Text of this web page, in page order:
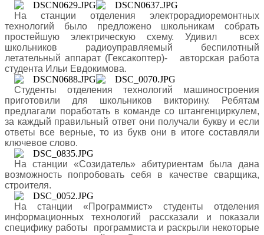
На станции отделения электрорадиоремонтных
технологий было предложено школьникам собрать
простейшую электрическую схему. Удивил всех
школьников радиоуправляемый беспилотный
летательный аппарат (Гексакоптер)- авторская работа
студента Ильи Евдокимова.
Студенты отделения технологий машиностроения
приготовили для школьников викторину. Ребятам
предлагали поработать в команде со штангенциркулем,
за каждый правильный ответ они получали букву и если
ответы все верные, то из букв они в итоге составляли
ключевое слово.
На станции «Созидатель» абитуриентам была дана
возможность попробовать себя в качестве сварщика,
строителя.
На станции «Программист» студенты отделения
информационных технологий рассказали и показали
специфику работы программиста и раскрыли некоторые